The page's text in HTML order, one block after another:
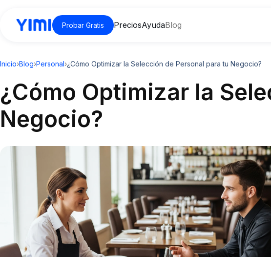
Probar Gratis PreciosAyudaBlog
Inicio›Blog›Personal›¿Cómo Optimizar la Selección de Personal para tu Negocio?
¿Cómo Optimizar la
Negocio?